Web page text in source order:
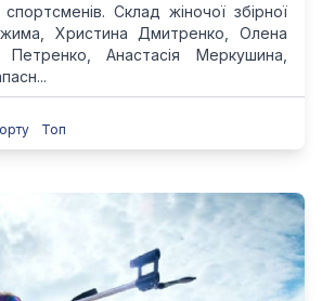
Склад жіночої збірної
Христина Дмитренко, Олена
Анастасія Меркушина,
Топ